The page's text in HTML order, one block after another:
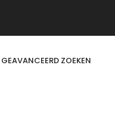
GEAVANCEERD ZOEKEN